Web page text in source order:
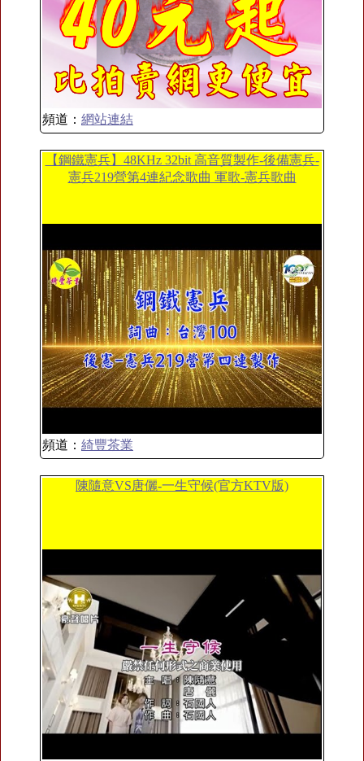
頻道： 網站連結
【鋼鐵憲兵】48KHz 32bit 高音質製作-後備憲兵-
憲兵219營第4連紀念歌曲 軍歌-憲兵歌曲
頻道： 綺豐茶業
陳隨意VS唐儷-一生守候(官方KTV版)